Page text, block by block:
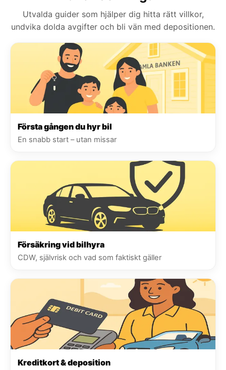
Utvalda guider som hjälper dig hitta rätt villkor,
undvika dolda avgifter och bli vän med depositionen.
Första gången du hyr bil
En snabb start – utan missar
Försäkring vid bilhyra
CDW, självrisk och vad som faktiskt gäller
Kreditkort & deposition